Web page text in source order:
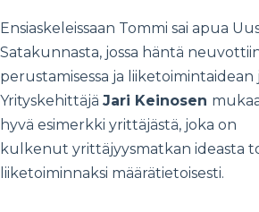
Ensiaskeleissaan Tommi sai apua
Satakunnasta, jossa häntä
perustamisessa ja liiketoimintaidean
Yrityskehittäjä Jari Keinosen
hyvä esimerkki yrittäjästä, joka on
kulkenut yrittäjyysmatkan ideasta
liiketoiminnaksi määrätietoisesti.